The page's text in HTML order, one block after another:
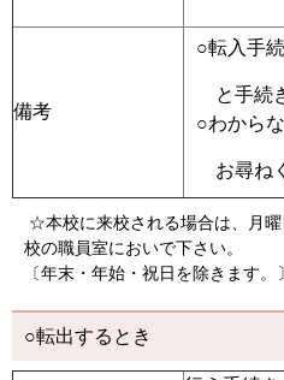
備考
○転入手
と手続
○わから
お尋ね
☆本校に来校される場合は、月
校の職員室においで下さい。
〔年末・年始・祝日を除きます。〕
○転出するとき